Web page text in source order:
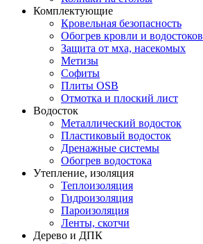
Комплектующие
Кровельная безопасность
Обогрев кровли и водостоков
Защита от мха, насекомых
Метизы
Софиты
Плиты OSB
Отмотка и плоский лист
Водосток
Металлический водосток
Пластиковый водосток
Дренажные системы
Обогрев водостока
Утепление, изоляция
Теплоизоляция
Гидроизоляция
Пароизоляция
Ленты, скотчи
Дерево и ДПК